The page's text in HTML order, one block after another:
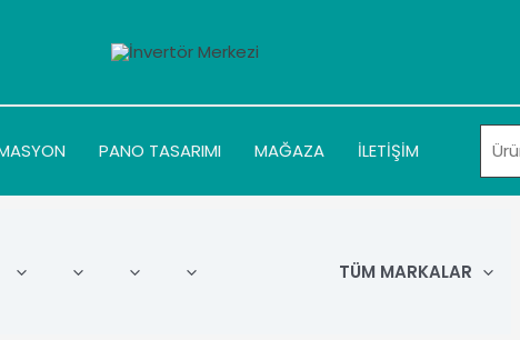
PANO TASARIMI MAĞAZA İLETİŞİM
TÜM MARKALAR